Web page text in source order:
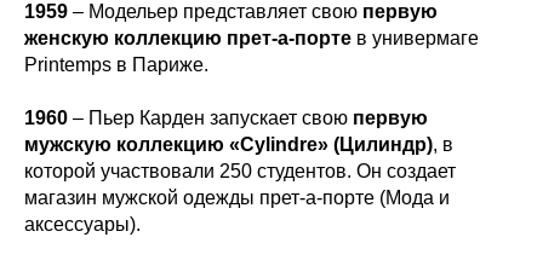
1959 – Модельер представляет свою первую
женскую коллекцию прет-а-порте в универмаге
Printemps в Париже.
1960 – Пьер Карден запускает свою первую
мужскую коллекцию «Cylindre» (Цилиндр), в
которой участвовали 250 студентов. Он создает
магазин мужской одежды прет-а-порте (Мода и
аксессуары).